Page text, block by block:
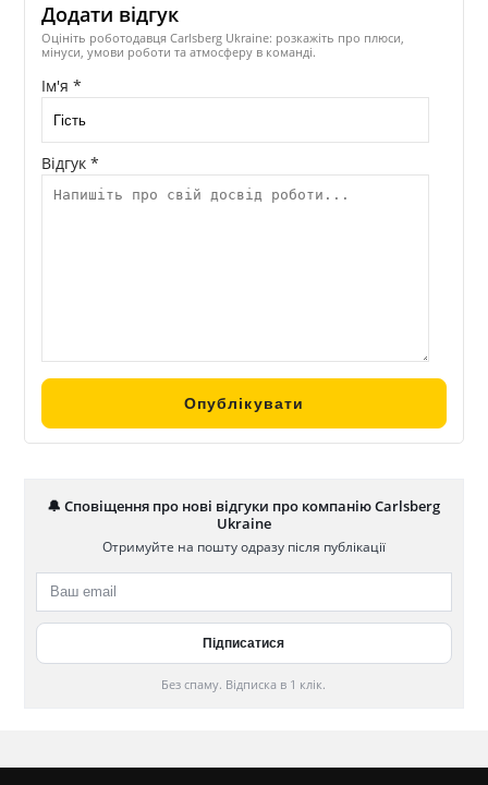
Додати відгук
Оцініть роботодавця Carlsberg Ukraine: розкажіть про плюси,
мінуси, умови роботи та атмосферу в команді.
Ім'я *
Відгук *
🔔 Сповіщення про нові відгуки про компанію Carlsberg
Ukraine
Отримуйте на пошту одразу після публікації
Без спаму. Відписка в 1 клік.